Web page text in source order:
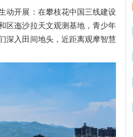
动开展：在攀枝花中国三线建设
区迤沙拉天文观测基地，青少年
深入田间地头，近距离观摩智慧